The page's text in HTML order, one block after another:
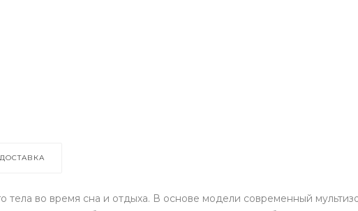
ДОСТАВКА
во время сна и отдыха. В основе модели современный